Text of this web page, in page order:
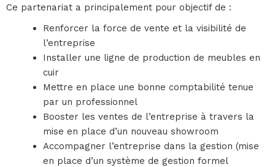
Ce partenariat a principalement pour objectif de :
Renforcer la force de vente et la visibilité de
l’entreprise
Installer une ligne de production de meubles en
cuir
Mettre en place une bonne comptabilité tenue
par un professionnel
Booster les ventes de l’entreprise à travers la
mise en place d’un nouveau showroom
Accompagner l’entreprise dans la gestion (mise
en place d’un système de gestion formel